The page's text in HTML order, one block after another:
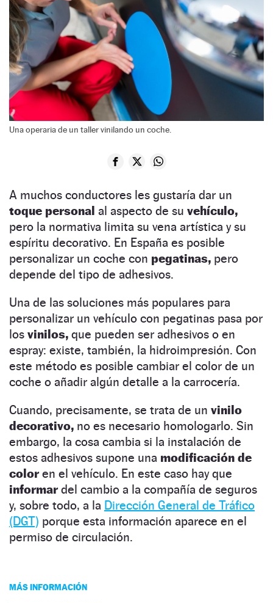
Una operaria de un taller vinilando un coche.
A muchos conductores les gustaría dar un
toque personal al aspecto de su vehículo,
pero la normativa limita su vena artística y su
espíritu decorativo. En España es posible
personalizar un coche con pegatinas, pero
depende del tipo de adhesivos.
Una de las soluciones más populares para
personalizar un vehículo con pegatinas pasa por
los vinilos, que pueden ser adhesivos o en
espray: existe, también, la hidroimpresión. Con
este método es posible cambiar el color de un
coche o añadir algún detalle a la carrocería.
Cuando, precisamente, se trata de un vinilo
decorativo, no es necesario homologarlo. Sin
embargo, la cosa cambia si la instalación de
estos adhesivos supone una modificación de
coloren el vehículo. En este caso hay que
informardel cambio a la compañía de seguros
y, sobre todo, a la Dirección General de Tráfico
(DGT) porque esta información aparece en el
permiso de circulación.
MÁS INFORMACIÓN